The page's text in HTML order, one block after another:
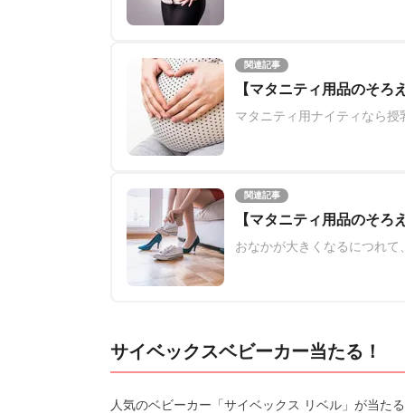
関連記事
【マタニティ用品のそろ
マタニティ用ナイティなら
関連記事
【マタニティ用品のそろ
おなかが大きくなるにつれ
サイベックスベビーカー当たる！
人気のベビーカー「サイベックス リベル」が当た